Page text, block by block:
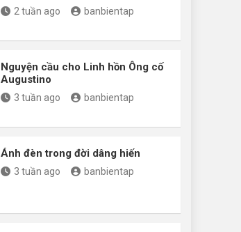
2 tuần ago banbientap
Nguyện cầu cho Linh hồn Ông cố
Augustino
3 tuần ago banbientap
Ánh đèn trong đời dâng hiến
3 tuần ago banbientap